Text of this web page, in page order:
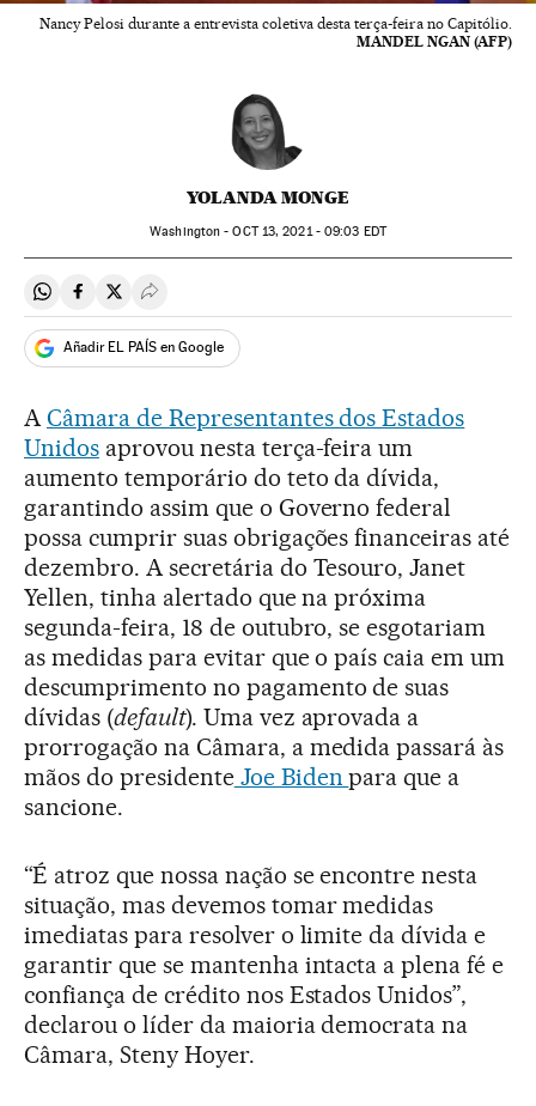
Nancy Pelosi durante a entrevista coletiva desta terça-feira no Capitólio.
MANDEL NGAN (AFP)
YOLANDA MONGE
Washington -OCT13, 2021 - 09:03 EDT
Compartir en Whatsapp
Compartir en Facebook
Compartir en Twitter
Desplegar Redes Sociales
Añadir EL PAÍS en Google
ACâmara de Representantes dos Estados
Unidosaprovou nesta terça-feira um
aumento temporário do teto da dívida,
garantindo assim que o Governo federal
possa cumprir suas obrigações financeiras até
dezembro. A secretária do Tesouro, Janet
Yellen, tinha alertado que na próxima
segunda-feira, 18 de outubro, se esgotariam
as medidas para evitar que o país caia em um
descumprimento no pagamento de suas
dívidas (default). Uma vez aprovada a
prorrogação na Câmara, a medida passará às
mãos do presidenteJoe Bidenpara que a
sancione.
“É atroz que nossa nação se encontre nesta
situação, mas devemos tomar medidas
imediatas para resolver o limite da dívida e
garantir que se mantenha intacta a plena fé e
confiança de crédito nos Estados Unidos”,
declarou o líder da maioria democrata na
Câmara, Steny Hoyer.